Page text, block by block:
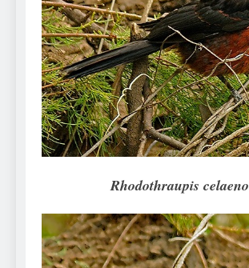
Can Bulldogs Play
And How to Train
7 Năm Ago
How Often Do I
Groom My Bulldog
7 Năm Ago
Rhodothraupis celaeno